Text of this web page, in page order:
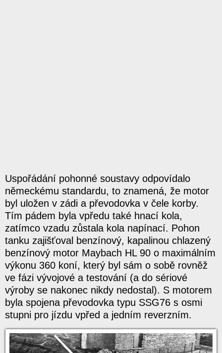
Uspořádání pohonné soustavy odpovídalo
německému standardu, to znamená, že motor
byl uložen v zádi a převodovka v čele korby.
Tím pádem byla vpředu také hnací kola,
zatímco vzadu zůstala kola napínací. Pohon
tanku zajišťoval benzínový, kapalinou chlazený
benzínový motor Maybach HL 90 o maximálním
výkonu 360 koní, který byl sám o sobě rovněž
ve fázi vývojové a testování (a do sériové
výroby se nakonec nikdy nedostal). S motorem
byla spojena převodovka typu SSG76 s osmi
stupni pro jízdu vpřed a jedním reverzním.